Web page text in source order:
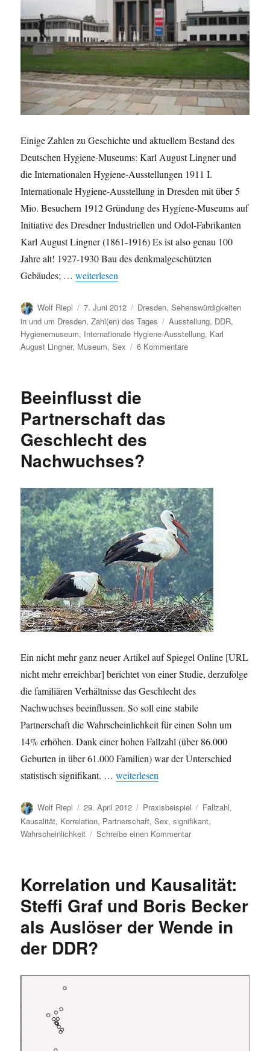
Einige Zahlen zu Geschichte und aktuellem Bestand des
Deutschen Hygiene-Museums: Karl August Lingner und
die Internationalen Hygiene-Ausstellungen 1911 I.
Internationale Hygiene-Ausstellung in Dresden mit über 5
Mio. Besuchern 1912 Gründung des Hygiene-Museums auf
Initiative des Dresdner Industriellen und Odol-Fabrikanten
Karl August Lingner (1861-1916) Es ist also genau 100
Jahre alt! 1927-1930 Bau des denkmalgeschützten
Gebäudes; …„Das Deutsche Hygiene-Museum in Zahlen“
weiterlesen
Autor
Wolf Riepl
Veröffentlicht
am
7. Juni 2012 Kategorien
Dresden,Sehenswürdigkeiten
in und um Dresden,Zahl(en) des Tages Schlagwörter
Ausstellung, DDR,
Hygienemuseum, Internationale Hygiene-Ausstellung, Karl
August Lingner, Museum,Sex 6 Kommentarezu
Beeinflusst die
Partnerschaft das
Geschlecht des
Nachwuchses?
Ein nicht mehr ganz neuer Artikel auf Spiegel Online [URL
nicht mehr erreichbar] berichtet von einer Studie, derzufolge
die familiären Verhältnisse das Geschlecht des
Nachwuchses beeinflussen. So soll eine stabile
Partnerschaft die Wahrscheinlichkeit für einen Sohn um
14% erhöhen. Dank einer hohen Fallzahl (über 86.000
Geburten in über 61.000 Familien) war der Unterschied
statistisch signifikant. …„Beeinflusst die Partnerschaft das
weiterlesen
Autor
Wolf Riepl
Veröffentlicht
am
29. April 2012 Kategorien
Praxisbeispiel Schlagwörter
Fallzahl,
Kausalität, Korrelation, Partnerschaft,Sex,signifikant,
Wahrscheinlichkeit
Schreibe einen Kommentarzu
das
des
Nachwuchses?
Korrelation und Kausalität:
Steffi Graf und Boris Becker
als Auslöser der Wende in
der DDR?